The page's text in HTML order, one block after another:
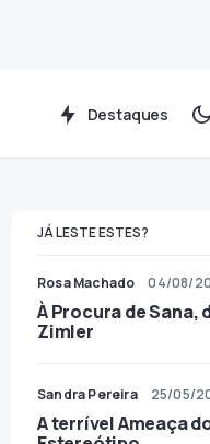
Destaques
JÁ LESTE ESTES?
Rosa Machado 04/08/
À Procura de Sana,
Zimler
Sandra Pereira 25/05/
A terrível Ameaça